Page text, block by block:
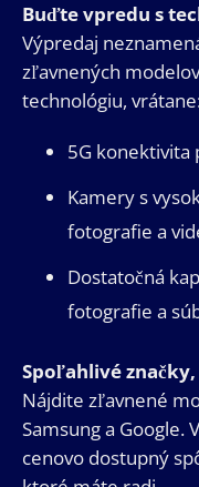
Buďte vpredu s
Výpredaj
zľavnených
technológiu,
5G konektivita
Kamery s
fotografie a
Dostatočná
fotografie a
Spoľahlivé značky,
Nájdite zľavnené
Samsung a Google.
cenovo dostupný